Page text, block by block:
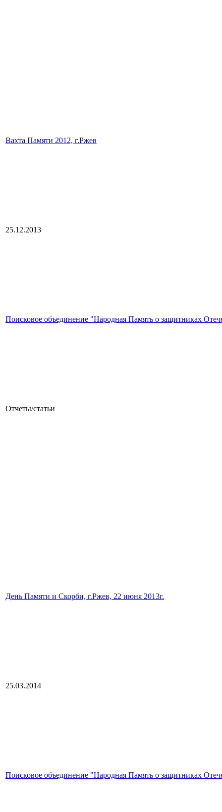
Вахта Памяти 2012, г.Ржев
25.12.2013
Поисковое объединение "Народная Память о защитниках
Отчеты/статьи
День Памяти и Скорби, г.Ржев, 22 июня 2013г.
25.03.2014
Поисковое объединение "Народная Память о защитниках